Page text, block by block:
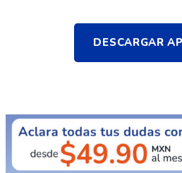
DESCARGAR